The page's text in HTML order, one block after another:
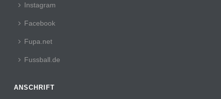
Instagram
Facebook
Fupa.net
Fussball.de
ANSCHRIFT